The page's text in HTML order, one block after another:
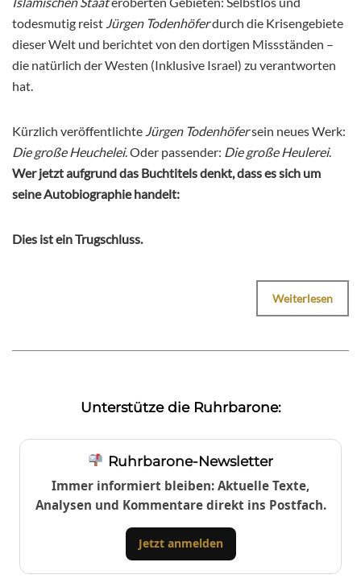
todesmutig reist Jürgen Todenhöferdurch die Krisengebiete
dieser Welt und berichtet von den dortigen Missständen –
die natürlich der Westen (Inklusive Israel) zu verantworten
hat.
Kürzlich veröffentlichte Jürgen Todenhöfersein neues Werk:
Die große Heuchelei. Oder passender: Die große Heulerei.
Wer jetzt aufgrund das Buchtitels denkt, dass es sich um
seine Autobiographie handelt:
Dies ist ein Trugschluss.
Weiterlesen
Unterstütze die Ruhrbarone:
Ruhrbarone-Newsletter
Immer informiert bleiben: Aktuelle Texte,
Analysen und Kommentare direkt ins Postfach.
Jetzt anmelden